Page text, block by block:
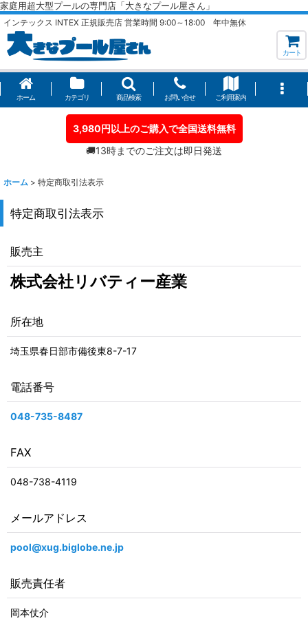
家庭用超大型プールの専門店「大きなプール屋さん」
インテックス INTEX 正規販売店 営業時間 9:00～18:00 年中無休
カート
ホーム カテゴリ 商品検索 お問い合せ ご利用案内
3,980円以上のご購入で全国送料無料
🚚13時までのご注文は即日発送
ホーム > 特定商取引法表示
特定商取引法表示
販売主
株式会社リバティー産業
所在地
埼玉県春日部市備後東8-7-17
電話番号
048-735-8487
FAX
048-738-4119
メールアドレス
pool@xug.biglobe.ne.jp
販売責任者
岡本仗介